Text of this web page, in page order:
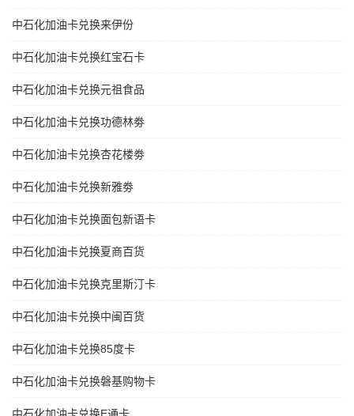
中石化加油卡兑换来伊份
中石化加油卡兑换红宝石卡
中石化加油卡兑换元祖食品
中石化加油卡兑换功德林劵
中石化加油卡兑换杏花楼劵
中石化加油卡兑换新雅劵
中石化加油卡兑换面包新语卡
中石化加油卡兑换夏商百货
中石化加油卡兑换克里斯汀卡
中石化加油卡兑换中闽百货
中石化加油卡兑换85度卡
中石化加油卡兑换磐基购物卡